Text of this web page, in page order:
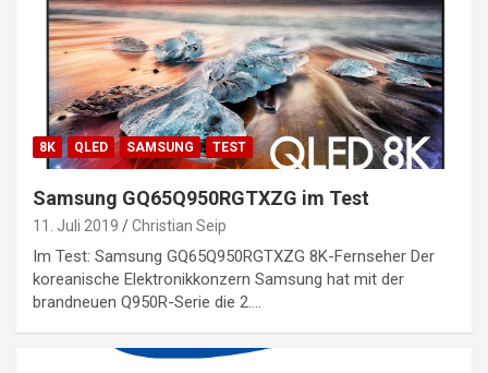
8K QLED SAMSUNG TEST
Samsung GQ65Q950RGTXZG im Test
11. Juli 2019 Christian Seip
Im Test: Samsung GQ65Q950RGTXZG 8K-Fernseher Der
koreanische Elektronikkonzern Samsung hat mit der
brandneuen Q950R-Serie die 2.…